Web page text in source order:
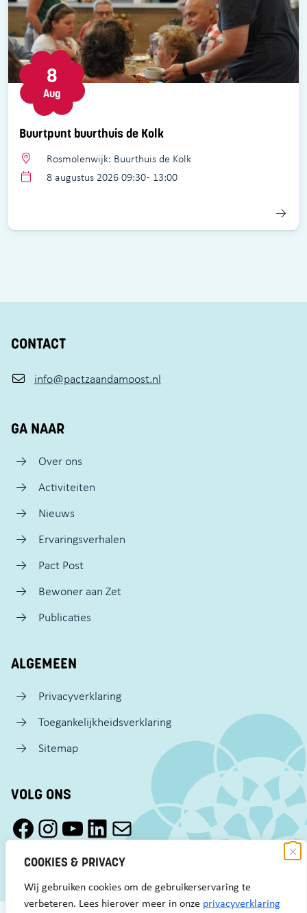
COOKIES & PRIVACY
Wij gebruiken cookies om de gebruikerservaring te
verbeteren. Lees hierover meer in onze privacyverklaring
Buurtpunt buurthuis de Kolk
8
Aug
Rosmolenwijk: Buurthuis de Kolk
8 augustus 2026 09:30 - 13:00
CONTACT
info@pactzaandamoost.nl
GA NAAR
Over ons
Activiteiten
Nieuws
Ervaringsverhalen
Pact Post
Bewoner aan Zet
Publicaties
ALGEMEEN
Privacyverklaring
Toegankelijkheidsverklaring
Sitemap
VOLG ONS
Facebook Pact Zaandam OostInstagram Pact Zaandam OostYouTube Pact Zaandam OostLinkedIn
Mail